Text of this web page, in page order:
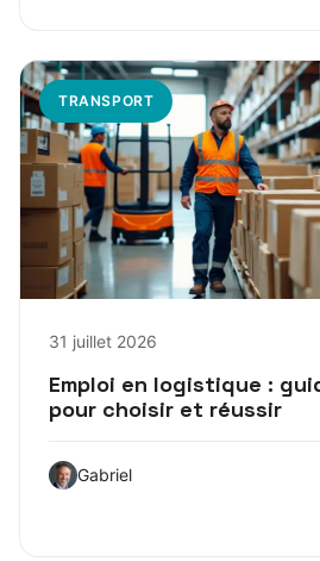
TRANSPORT
31 juillet 2026
Emploi en logistique :
pour choisir et réussir
Gabriel